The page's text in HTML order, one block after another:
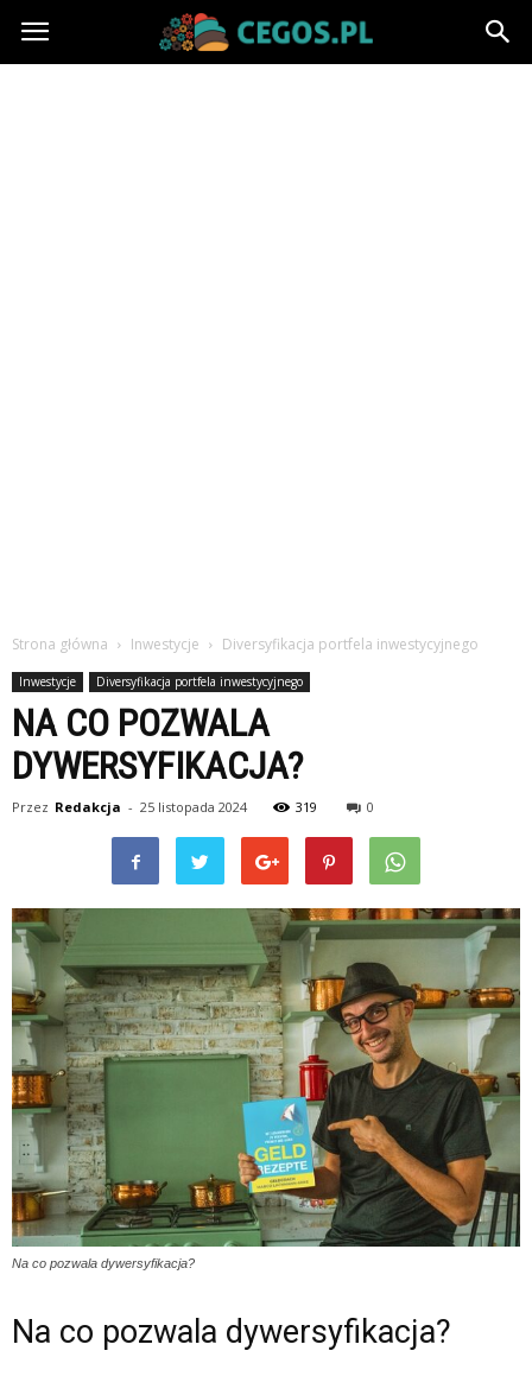
Cegos.pl
Strona główna Inwestycje Diversyfikacja portfela inwestycyjnego
Inwestycje Diversyfikacja portfela inwestycyjnego
NA CO POZWALA
DYWERSYFIKACJA?
Przez Redakcja - 25 listopada 2024 319 0
Na co pozwala dywersyfikacja?
Na co pozwala dywersyfikacja?